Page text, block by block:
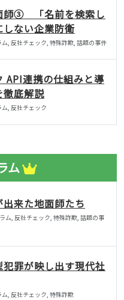
師③ 「名前を検索し
ない企業防衛
, 反社チェック, 特殊詐欺, 話題の事件
API連携の仕組みと導
徹底解説
, 反社チェック
ム
来た地面師たち
ム, 反社チェック, 特殊詐欺, 話題の事
罪が映し出す現代社
, 反社チェック, 特殊詐欺